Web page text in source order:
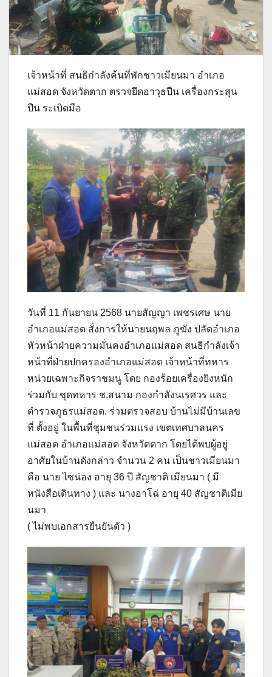
เจ้าหน้าที่ สนธิกำลังค้นที่พักชาวเมียนมา อำเภอ
แม่สอด จังหวัดตาก ตรวจยึดอาวุธปืน เครื่องกระสุน
ปืน ระเบิดมือ
วันที่ 11 กันยายน 2568 นายสัญญา เพชรเศษ นาย
อำเภอแม่สอด สั่งการให้นายนฤพล ภูฆัง ปลัดอำเภอ
หัวหน้าฝ่ายความมั่นคงอำเภอแม่สอด สนธิกำลังเจ้า
หน้าที่ฝ่ายปกครองอำเภอแม่สอด เจ้าหน้าที่ทหาร
หน่วยเฉพาะกิจราชมนู โดย กองร้อยเครื่องยิงหนัก
ร่วมกับ ชุดทหาร ช.สนาม กองกำลังนเรศวร และ
ตำรวจภูธรแม่สอด. ร่วมตรวจสอบ บ้านไม่มีบ้านเลข
ที่ ตั้งอยู่ ในพื้นที่ชุมชนร่วมแรง เขตเทศบาลนคร
แม่สอด อำเภอแม่สอด จังหวัดตาก โดยได้พบผู้อยู่
อาศัยในบ้านดังกล่าว จำนวน 2 คน เป็นชาวเมียนมา
คือ นาย ไซน่อง อายุ 36 ปี สัญชาติ เมียนมา ( มี
หนังสือเดินทาง ) และ นางอาโฉ่ อายุ 40 สัญชาติเมีย
นมา
( ไม่พบเอกสารยืนยันตัว )